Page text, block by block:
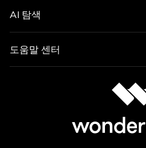
AI 탐색
도움말 센터